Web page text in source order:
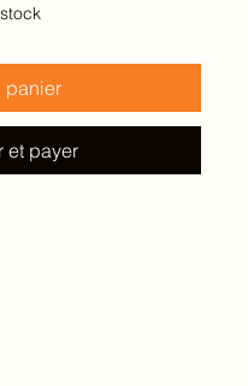
panier
et payer